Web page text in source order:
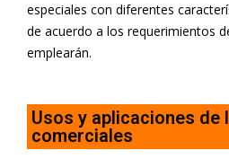
especiales con diferentes
de acuerdo a los requerimientos
emplearán.
Usos y aplicaciones de
comerciales